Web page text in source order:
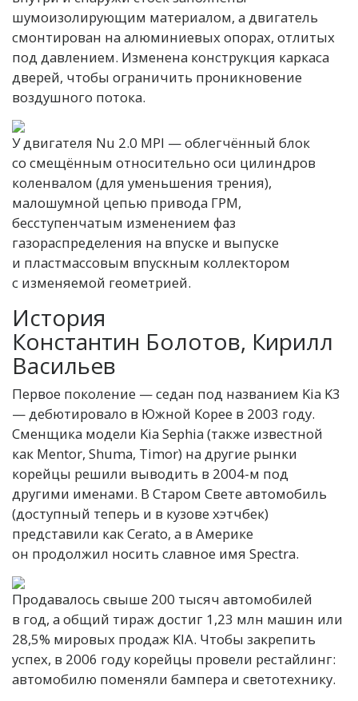
шумоизолирующим материалом, а двигатель
смонтирован на алюминиевых опорах, отлитых
под давлением. Изменена конструкция каркаса
дверей, чтобы ограничить проникновение
воздушного потока.
У двигателя Nu 2.0 MPI — облегчённый блок
со смещённым относительно оси цилиндров
коленвалом (для уменьшения трения),
малошумной цепью привода ГРМ,
бесступенчатым изменением фаз
газораспределения на впуске и выпуске
и пластмассовым впускным коллектором
с изменяемой геометрией.
История
Константин Болотов, Кирилл
Васильев
Первое поколение — седан под названием Kia K3
— дебютировало в Южной Корее в 2003 году.
Сменщика модели Kia Sephia (также известной
как Mentor, Shuma, Timor) на другие рынки
корейцы решили выводить в 2004-м под
другими именами. В Старом Свете автомобиль
(доступный теперь и в кузове хэтчбек)
представили как Cerato, а в Америке
он продолжил носить славное имя Spectra.
Продавалось свыше 200 тысяч автомобилей
в год, а общий тираж достиг 1,23 млн машин или
28,5% мировых продаж KIA. Чтобы закрепить
успех, в 2006 году корейцы провели рестайлинг:
автомобилю поменяли бампера и светотехнику.